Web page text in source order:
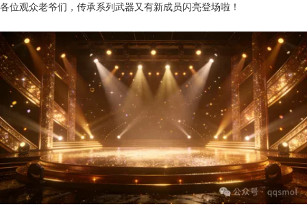
各位观众老爷们，传承系列武器又有新成员闪亮登场啦！